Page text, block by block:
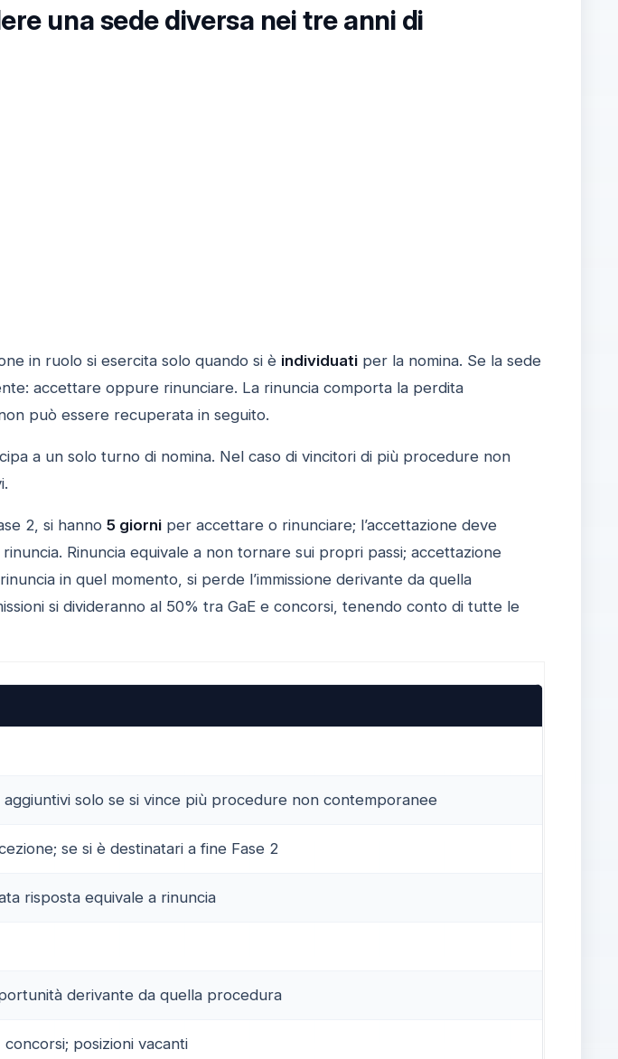
una sede diversa nei tre anni di
in ruolo si esercita solo quando si è individuatiper la nomina. Se la sede
accettare oppure rinunciare. La rinuncia comporta la perdita
può essere recuperata in seguito.
a un solo turno di nomina. Nel caso di vincitori di più procedure non
2, si hanno 5 giorniper accettare o rinunciare; l’accettazione deve
Rinuncia equivale a non tornare sui propri passi; accettazione
in quel momento, si perde l’immissione derivante da quella
si divideranno al 50% tra GaE e concorsi, tenendo conto di tutte le
solo se si vince più procedure non contemporanee
se si è destinatari a fine Fase 2
risposta equivale a rinuncia
derivante da quella procedura
concorsi; posizioni vacanti